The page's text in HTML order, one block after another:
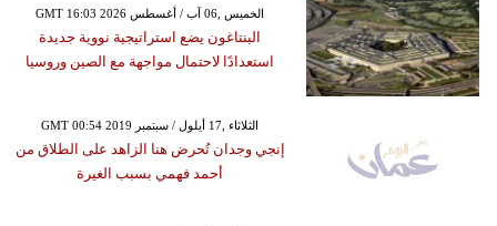
GMT 16:03 2026 الخميس ,06 آب / أغسطس
البنتاغون يضع استراتيجية نووية جديدة
استعدادًا لاحتمال مواجهة مع الصين وروسيا
GMT 00:54 2019 الثلاثاء ,17 أيلول / سبتمبر
إنجي وجدان تُحرض هنا الزاهد على الطلاق من
أحمد فهمي بسبب الغيرة